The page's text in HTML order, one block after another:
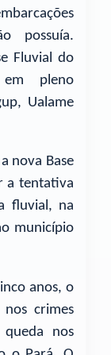
possuía.
Fluvial do
pleno
Ualame
nova Base
a tentativa
fluvial, na
município
anos, o
crimes
nos